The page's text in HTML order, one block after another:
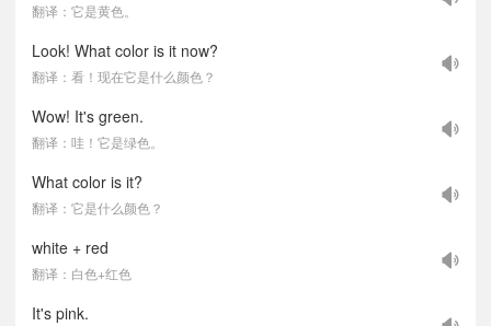
翻译：它是黄色。
Look! What color is it now?
翻译：看！现在它是什么颜色？
Wow! It's green.
翻译：哇！它是绿色。
What color is it?
翻译：它是什么颜色？
white + red
翻译：白色+红色
It's pink.